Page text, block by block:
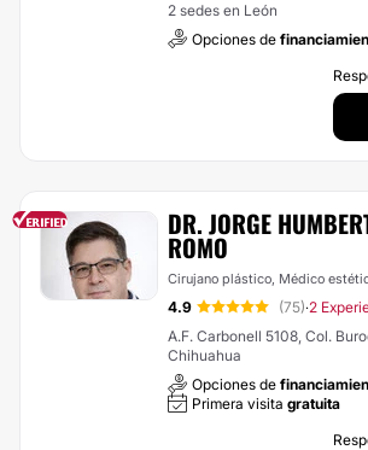
2 sedes en León
Opciones de
DR. JORGE
ROMO
Cirujano plástico, Médico
4.9 (75)·2
A.F. Carbonell 5108, Col.
Chihuahua
Opciones de
Primera visita gratuita